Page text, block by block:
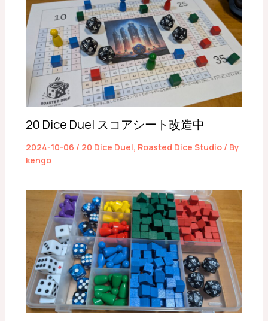
20 Dice Duel スコアシート改造中
2024-10-06 / 20 Dice Duel, Roasted Dice Studio/ By
kengo